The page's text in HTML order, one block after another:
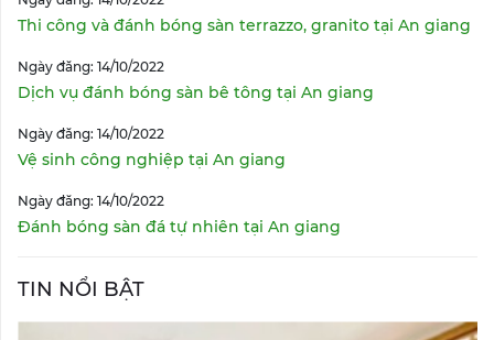
Thi công và đánh bóng sàn terrazzo, granito tại An giang
Ngày đăng: 14/10/2022
Dịch vụ đánh bóng sàn bê tông tại An giang
Ngày đăng: 14/10/2022
Vệ sinh công nghiệp tại An giang
Ngày đăng: 14/10/2022
Đánh bóng sàn đá tự nhiên tại An giang
TIN NỔI BẬT